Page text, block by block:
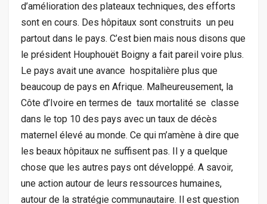
d’amélioration des plateaux techniques, des efforts
sont en cours. Des hôpitaux sont construits un peu
partout dans le pays. C’est bien mais nous disons que
le président Houphouët Boigny a fait pareil voire plus.
Le pays avait une avance hospitalière plus que
beaucoup de pays en Afrique. Malheureusement, la
Côte d’Ivoire en termes de taux mortalité se classe
dans le top 10 des pays avec un taux de décès
maternel élevé au monde. Ce qui m’amène à dire que
les beaux hôpitaux ne suffisent pas. Il y a quelque
chose que les autres pays ont développé. A savoir,
une action autour de leurs ressources humaines,
autour de la stratégie communautaire. Il est question